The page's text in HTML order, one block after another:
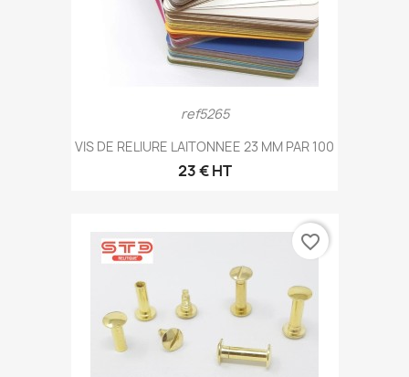
ref5265
VIS DE RELIURE LAITONNEE 23 MM PAR 100
23 € HT
favorite_border